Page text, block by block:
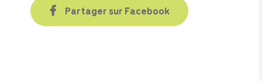
Partager sur Facebook